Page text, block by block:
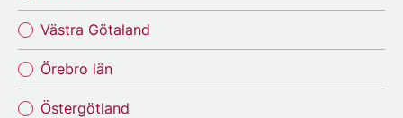
Västra Götaland
Örebro län
Östergötland